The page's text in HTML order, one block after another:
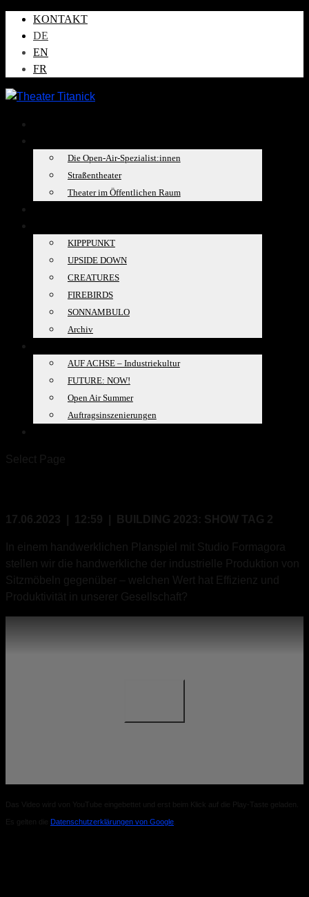
KONTAKT
DE
EN
FR
Die Open-Air-Spezialist:innen
Straßentheater
Theater im Öffentlichen Raum
KIPPPUNKT
UPSIDE DOWN
CREATURES
FIREBIRDS
SONNAMBULO
Archiv
AUF ACHSE – Industriekultur
FUTURE: NOW!
Open Air Summer
Auftragsinszenierungen
Select Page
17.06.2023 | 12:59 | BUILDING 2023: SHOW TAG 2
In einem handwerklichen Planspiel mit Studio Formagora
stellen wir die handwerkliche der industrielle Produktion von
Sitzmöbeln gegenüber – welchen Wert hat Effizienz und
Produktivität in unserer Gesellschaft?
Das Video wird von YouTube eingebettet und erst beim Klick auf die Play-Taste geladen.
Es gelten die Datenschutzerklärungen von Google